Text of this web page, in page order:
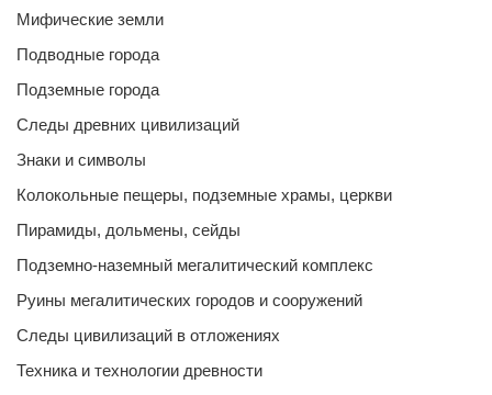
Мифические земли
Подводные города
Подземные города
Следы древних цивилизаций
Знаки и символы
Колокольные пещеры, подземные храмы, церкви
Пирамиды, дольмены, сейды
Подземно-наземный мегалитический комплекс
Руины мегалитических городов и сооружений
Следы цивилизаций в отложениях
Техника и технологии древности